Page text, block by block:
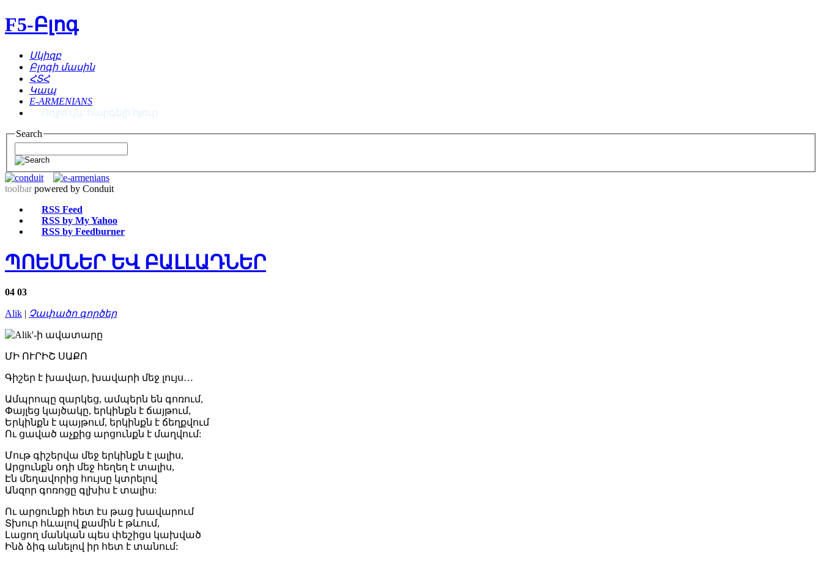
F5-Բլոգ
Սկիզբ
Բլոգի մասին
ՀՏՀ
Կապ
E-ARMENIANS
Search
toolbar powered by Conduit
RSS Feed
RSS by My Yahoo
RSS by Feedburner
ՊՈԵՄՆԵՐ ԵՎ ԲԱԼԼԱԴՆԵՐ
04 03
Alik | Չափածո գործեր
ՄԻ ՈՒՐԻՇ ՍԱՔՈ
Գիշեր է խավար, խավարի մեջ լույս…
Ամպրոպը զարկեց, ամպերն են գոռում,
Փայլեց կայծակը, երկինքն է ճայթում,
Երկինքն է պայթում, երկինքն է ճեղքվում
Ու ցաված աչքից արցունքն է մաղվում:
Մութ գիշերվա մեջ երկինքն է լալիս,
Արցունքն օդի մեջ հեղեղ է տալիս,
Էն մեղավորից հույսը կտրելով
Անզոր գոռոցը գլխիս է տալիս:
Ու արցունքի հետ էս թաց խավարում
Տխուր հևալով քամին է թևում,
Լացող մանկան պես փեշիցս կախված
Ինձ ձիգ անելով իր հետ է տանում: